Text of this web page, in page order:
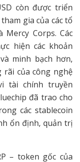
còn được triển
gia của các tổ
Corps. Các
hiện các khoản
minh bạch hơn,
của công nghệ
tài chính truyền
đã trao cho
các stablecoin
ổn định, quản trị
– token gốc của